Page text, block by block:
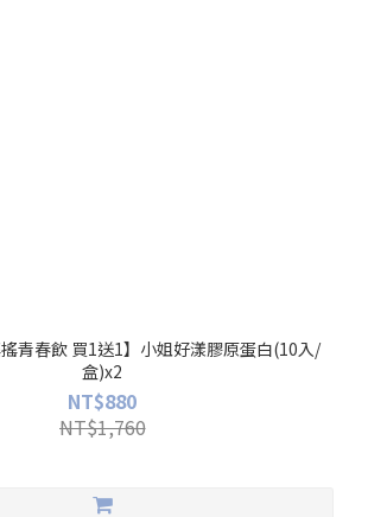
青春飲 買1送1】小姐好漾膠原蛋白(10入/
盒)x2
NT$880
NT$1,760